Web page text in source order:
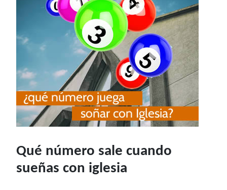
Qué número sale cuando
sueñas con iglesia